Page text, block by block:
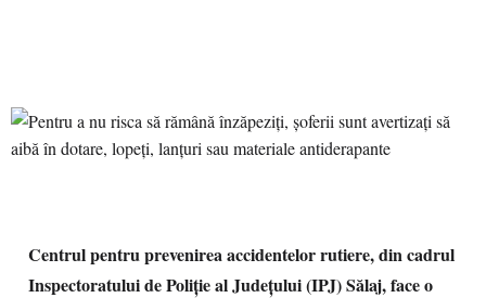
Centrul pentru prevenirea accidentelor rutiere, din cadrul
Inspectoratului de Poliție al Județului (IPJ) Sălaj, face o